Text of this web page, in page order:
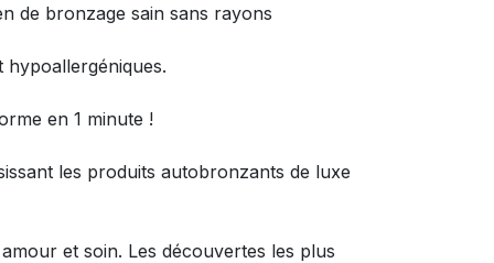
de bronzage sain sans rayons
hypoallergéniques.
en 1 minute !
les produits autobronzants de luxe
et soin. Les découvertes les plus